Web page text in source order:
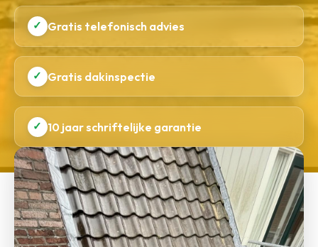
✓ Gratis telefonisch advies
✓ Gratis dakinspectie
✓ 10 jaar schriftelijke garantie